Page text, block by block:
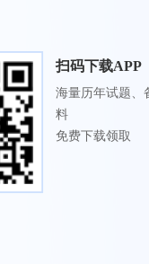
扫码下载APP
海量历年试题、
料
免费下载领取